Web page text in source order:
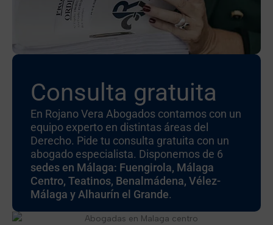
Consulta gratuita
En Rojano Vera Abogados contamos con un
equipo experto en distintas áreas del
Derecho. Pide tu consulta gratuita con un
abogado especialista. Disponemos de 6
sedes en Málaga: Fuengirola, Málaga
Centro, Teatinos, Benalmádena, Vélez-
Málaga y Alhaurín el Grande.